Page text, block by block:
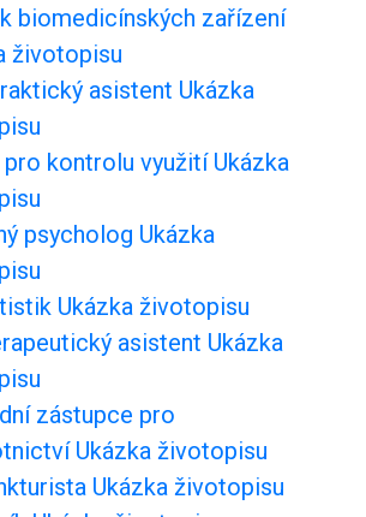
biomedicínských zařízení
životopisu
asistent Ukázka
pro kontrolu využití Ukázka
psycholog Ukázka
Ukázka životopisu
asistent Ukázka
zástupce pro
Ukázka životopisu
Ukázka životopisu